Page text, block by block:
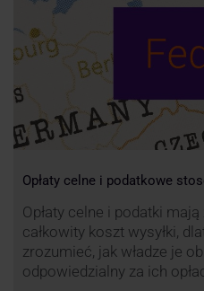
Opłaty celne i podatkowe
Opłaty celne i podatki
całkowity koszt wysyłki,
zrozumieć, jak władze je
odpowiedzialny za ich